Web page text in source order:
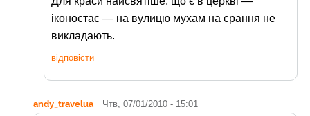
іконостас — на вулицю мухам на срання не
викладають.
відповісти
andy_travelua Чтв, 07/01/2010 - 15:01